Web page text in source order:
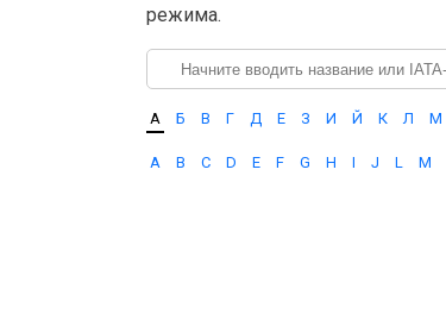
режима.
А Б В Г Д Е З И Й К Л М
A B C D E F G H I J L M